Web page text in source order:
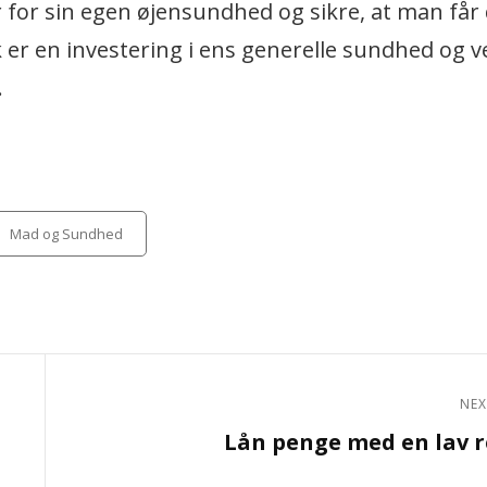
sin egen øjensundhed og sikre, at man får
en investering i ens generelle sundhed og
Mad og Sundhed
Lån penge med en lav